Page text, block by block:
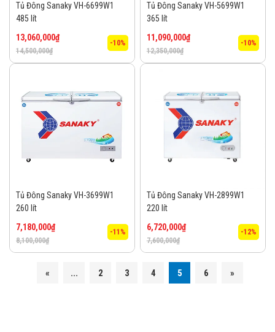
Tủ Đông Sanaky VH-6699W1
485 lít
14,500,000₫
13,060,000₫
-10%
Tủ Đông Sanaky VH-5699W1
365 lít
12,350,000₫
11,090,000₫
-10%
Tủ Đông Sanaky VH-3699W1
260 lít
8,100,000₫
7,180,000₫
-11%
Tủ Đông Sanaky VH-2899W1
220 lít
7,600,000₫
6,720,000₫
-12%
« ... 2 3 4 5 6 »